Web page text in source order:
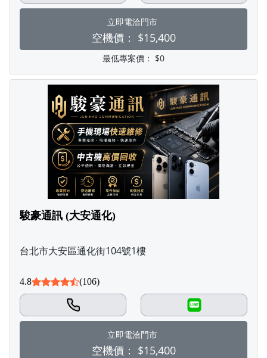
立即電洽門市
空機價： $15,400
最低專案價： $0
駿豪通訊 (大安通化)
台北市大安區通化街104號1樓
4.8 (106)
LINE
立即電洽門市
空機價： $15,400